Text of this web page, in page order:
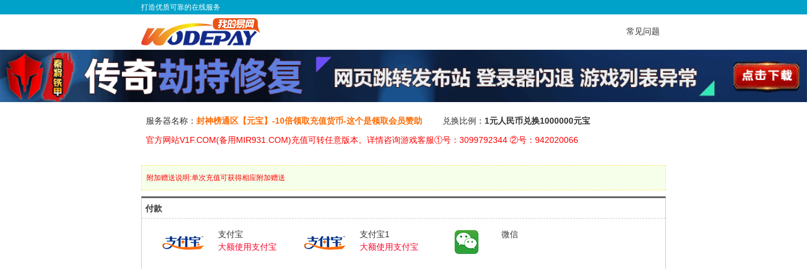
打造优质可靠的在线服务
常见问题
服务器名称：封神榜通区【元宝】-10倍领取充值货币-这个是领取会员赞助 兑换比例： 1元人民币兑换1000000元宝
官方网站V1F.COM(备用MIR931.COM)充值可转任意版本。详情咨询游戏客服①号：3099792344 ②号：942020066
附加赠送说明:单次充值可获得相应附加赠送
付款
支付宝
大额使用支付宝
支付宝1
大额使用支付宝
微信